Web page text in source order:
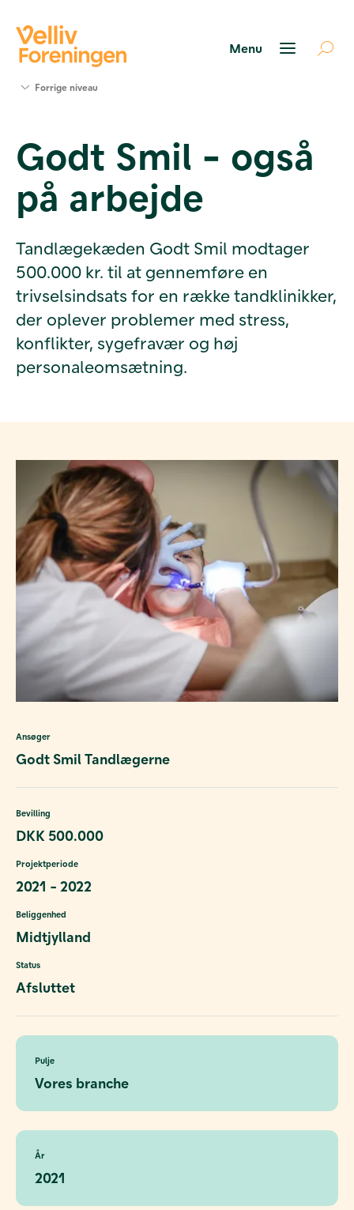
Værktøjer
og viden
Om Velliv
Foreningen
Kontakt
Forrige niveau
Godt Smil - også
på arbejde
Tandlægekæden Godt Smil modtager
500.000 kr. til at gennemføre en
trivselsindsats for en række tandklinikker,
der oplever problemer med stress,
konflikter, sygefravær og høj
personaleomsætning.
Ansøger
Godt Smil Tandlægerne
Bevilling
DKK 500.000
Projektperiode
2021 - 2022
Beliggenhed
Midtjylland
Status
Afsluttet
Pulje
Vores branche
År
2021